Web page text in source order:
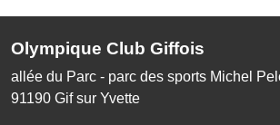
Olympique Club Giffois
allée du Parc - parc des sports Michel
91190 Gif sur Yvette